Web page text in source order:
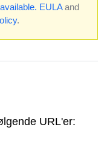
EULAand
.
URL'er: